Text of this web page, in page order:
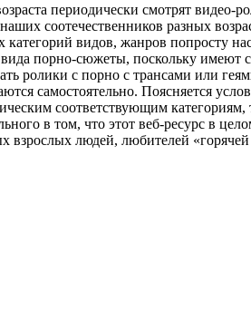
периодически смотрят
соотечественников разных
видов, жанров попросту
порно-сюжеты, поскольку
ролики с порно с трансами или
самостоятельно. Поясняется
соответствующим
в том, что этот веб-ресурс в
взрослых людей, любителей